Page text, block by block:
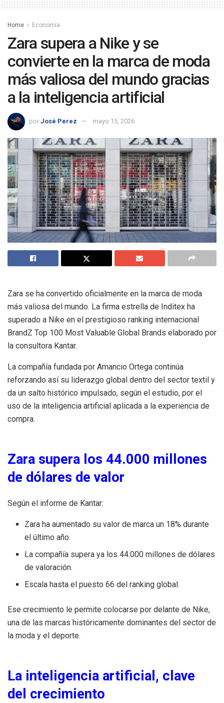
Home Economía
Zara supera a Nike y se
convierte en la marca de moda
más valiosa del mundo gracias
a la inteligencia artificial
por José Perez mayo 15, 2026
Zara se ha convertido oficialmente en la marca de moda
más valiosa del mundo. La firma estrella de Inditex ha
superado a Nike en el prestigioso ranking internacional
BrandZ Top 100 Most Valuable Global Brands elaborado por
la consultora Kantar.
La compañía fundada por Amancio Ortega continúa
reforzando así su liderazgo global dentro del sector textil y
da un salto histórico impulsado, según el estudio, por el
uso de la inteligencia artificial aplicada a la experiencia de
compra.
Zara supera los 44.000 millones
de dólares de valor
Según el informe de Kantar:
Zara ha aumentado su valor de marca un 18% durante
el último año.
La compañía supera ya los 44.000 millones de dólares
de valoración.
Escala hasta el puesto 66 del ranking global.
Ese crecimiento le permite colocarse por delante de Nike,
una de las marcas históricamente dominantes del sector de
la moda y el deporte.
La inteligencia artificial, clave
del crecimiento